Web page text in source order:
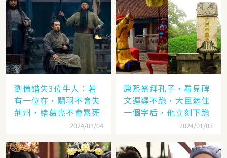
劉備錯失3位牛人：若
有一位在，關羽不會失
荊州，諸葛亮不會累死
2024/01/04
康熙祭拜孔子，看見碑
文遲遲不跪，大臣遮住
一個字后，他立刻下跪
2024/01/03